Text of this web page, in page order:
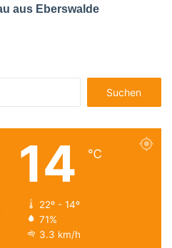
aus Eberswalde
nach:
14 ℃
22º - 14º
71%
3.3 km/h